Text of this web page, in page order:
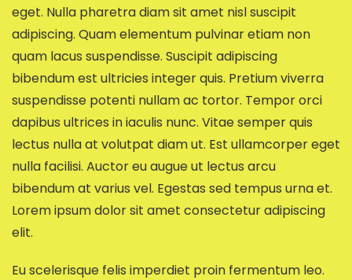
eget. Nulla pharetra diam sit amet nisl suscipit
adipiscing. Quam elementum pulvinar etiam non
quam lacus suspendisse. Suscipit adipiscing
bibendum est ultricies integer quis. Pretium viverra
suspendisse potenti nullam ac tortor. Tempor orci
dapibus ultrices in iaculis nunc. Vitae semper quis
lectus nulla at volutpat diam ut. Est ullamcorper eget
nulla facilisi. Auctor eu augue ut lectus arcu
bibendum at varius vel. Egestas sed tempus urna et.
Lorem ipsum dolor sit amet consectetur adipiscing
elit.
Eu scelerisque felis imperdiet proin fermentum leo.